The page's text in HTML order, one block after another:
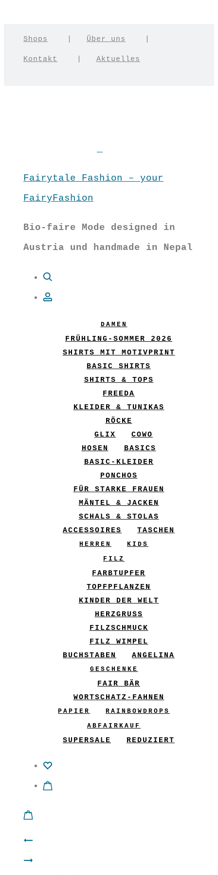
Shops Über uns
Kontakt Aktuelles
Fairytale Fashion – your
FairyFashion
Bio-faire Mode designed in
Austria und handmade in Nepal
DAMEN
FRÜHLING-SOMMER 2026
SHIRTS MIT MOTIVPRINT
BASIC SHIRTS
SHIRTS & TOPS
FREEDA
KLEIDER & TUNIKAS
RÖCKE
GLIX
COWO
HOSEN
BASICS
BASIC-KLEIDER
PONCHOS
FÜR STARKE FRAUEN
MÄNTEL & JACKEN
SCHALS & STOLAS
ACCESSOIRES
TASCHEN
HERREN
KIDS
FILZ
FARBTUPFER
TOPFPFLANZEN
KINDER DER WELT
HERZGRUSS
FILZSCHMUCK
FILZ WIMPEL
BUCHSTABEN
ANGELINA
GESCHENKE
FAIR BÄR
WORTSCHATZ-FAHNEN
PAPIER
RAINBOWDROPS
ABFAIRKAUF
SUPERSALE REDUZIERT
Product
navigation
Filz